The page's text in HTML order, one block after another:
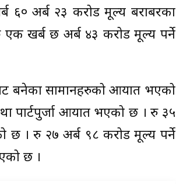
६० अर्ब २३ करोड मूल्य बराबरका
खर्ब छ अर्ब ४३ करोड मूल्य पर्ने
बनेका सामानहरुको आयात भएको
पार्टपुर्जा आयात भएको छ । रु ३५
। रु २७ अर्ब ९८ करोड मूल्य पर्ने
छ ।